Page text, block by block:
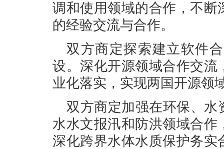
调和使用领域的合作，不
的经验交流与合作。
双方商定探索建立软件
设。深化开源领域合作交
业化落实，实现两国开源领
双方商定加强在环保、水
水水文报汛和防洪领域合
深化跨界水体水质保护务